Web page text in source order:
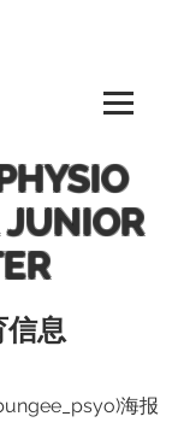
信息
海报